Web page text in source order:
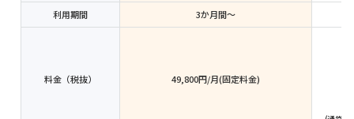
利用期間 3か月間～
料金（税抜） 49,800円/月(固定料金)